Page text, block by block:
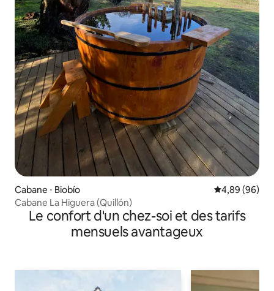
Cabane ⋅ Biobío Évaluation
4,89 (96)
Cabane La Higuera (Quillón)
Le confort d'un chez-soi et des tarifs
mensuels avantageux